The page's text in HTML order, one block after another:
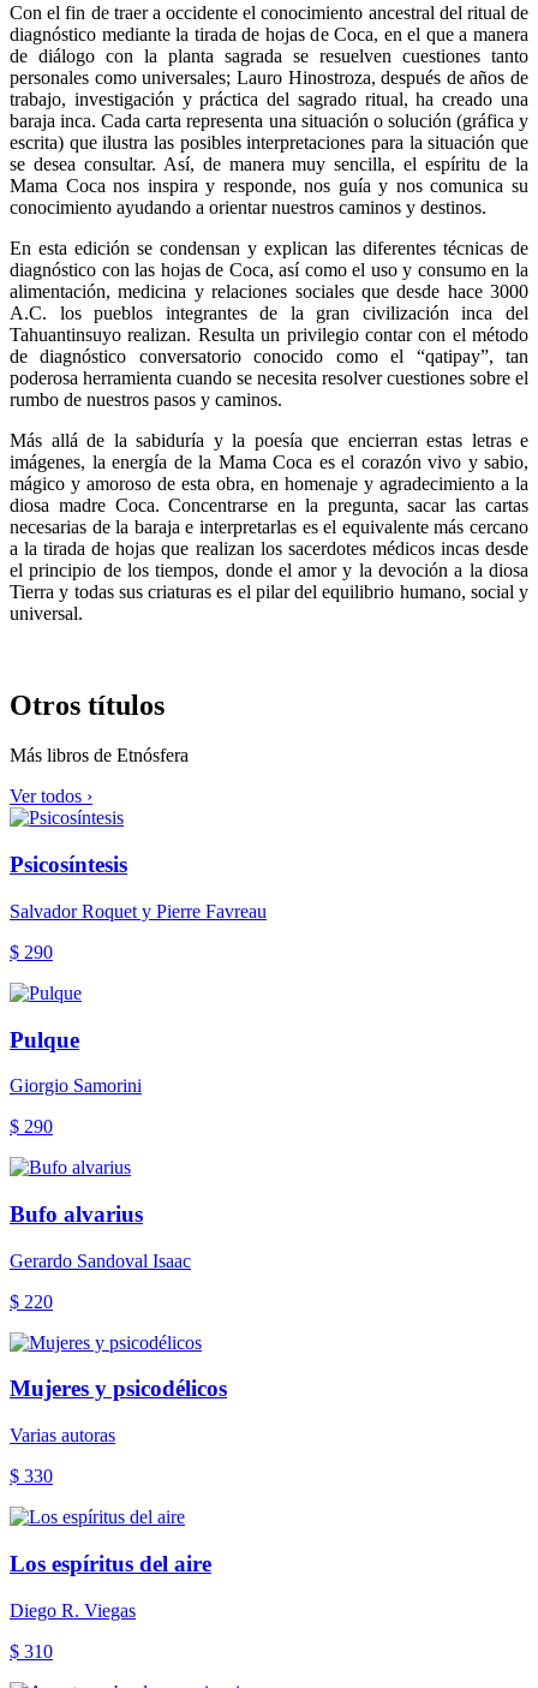
Con el fin de traer a occidente el conocimiento ancestral del ritual de
diagnóstico mediante la tirada de hojas de Coca, en el que a manera
de diálogo con la planta sagrada se resuelven cuestiones tanto
personales como universales; Lauro Hinostroza, después de años de
trabajo, investigación y práctica del sagrado ritual, ha creado una
baraja inca. Cada carta representa una situación o solución (gráfica y
escrita) que ilustra las posibles interpretaciones para la situación que
se desea consultar. Así, de manera muy sencilla, el espíritu de la
Mama Coca nos inspira y responde, nos guía y nos comunica su
conocimiento ayudando a orientar nuestros caminos y destinos.
En esta edición se condensan y explican las diferentes técnicas de
diagnóstico con las hojas de Coca, así como el uso y consumo en la
alimentación, medicina y relaciones sociales que desde hace 3000
A.C. los pueblos integrantes de la gran civilización inca del
Tahuantinsuyo realizan. Resulta un privilegio contar con el método
de diagnóstico conversatorio conocido como el “qatipay”, tan
poderosa herramienta cuando se necesita resolver cuestiones sobre el
rumbo de nuestros pasos y caminos.
Más allá de la sabiduría y la poesía que encierran estas letras e
imágenes, la energía de la Mama Coca es el corazón vivo y sabio,
mágico y amoroso de esta obra, en homenaje y agradecimiento a la
diosa madre Coca. Concentrarse en la pregunta, sacar las cartas
necesarias de la baraja e interpretarlas es el equivalente más cercano
a la tirada de hojas que realizan los sacerdotes médicos incas desde
el principio de los tiempos, donde el amor y la devoción a la diosa
Tierra y todas sus criaturas es el pilar del equilibrio humano, social y
universal.
Otros títulos
Más libros de Etnósfera
Ver todos ›
Psicosíntesis
Salvador Roquet y Pierre Favreau
$ 290
Pulque
Giorgio Samorini
$ 290
Bufo alvarius
Gerardo Sandoval Isaac
$ 220
Mujeres y psicodélicos
Varias autoras
$ 330
Los espíritus del aire
Diego R. Viegas
$ 310